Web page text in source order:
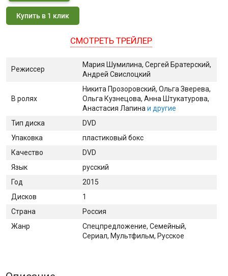
Купить в 1 клик
СМОТРЕТЬ ТРЕЙЛЕР
Режиссер
Мария Шумилина, Сергей Братерский,
Андрей Свислоцкий
В ролях
Никита Прозоровский, Ольга Зверева,
Ольга Кузнецова, Анна Штукатурова,
Анастасия Лапинаи другие
Тип диска
DVD
Упаковка
пластиковый бокс
Качество
DVD
Язык
русский
Год
2015
Дисков
1
Страна
Россия
Жанр
Спецпредложение, Семейный,
Сериал, Мультфильм, Русское